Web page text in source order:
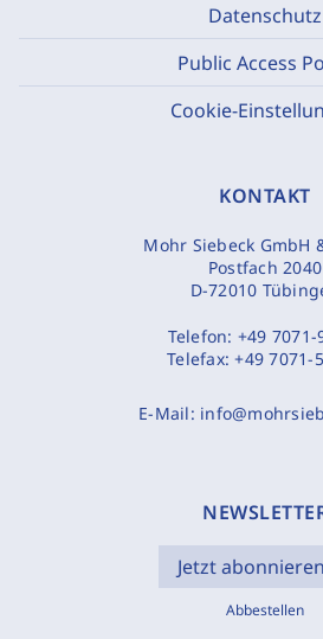
Datenschutz
Public Access
Cookie-
KONTAKT
Mohr Siebeck GmbH
Postfach 2040
D-72010
Telefon: +49 7071-
Telefax:+49 7071-
E-Mail:
Jetzt abonnieren
Abbestellen